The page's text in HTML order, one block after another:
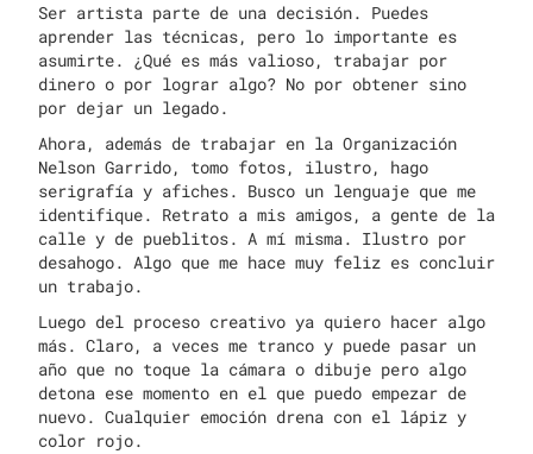
Ser artista parte de una decisión. Puedes
aprender las técnicas, pero lo importante es
asumirte. ¿Qué es más valioso, trabajar por
dinero o por lograr algo? No por obtener sino
por dejar un legado.
Ahora, además de trabajar en la Organización
Nelson Garrido, tomo fotos, ilustro, hago
serigrafía y afiches. Busco un lenguaje que me
identifique. Retrato a mis amigos, a gente de la
calle y de pueblitos. A mí misma. Ilustro por
desahogo. Algo que me hace muy feliz es concluir
un trabajo.
Luego del proceso creativo ya quiero hacer algo
más. Claro, a veces me tranco y puede pasar un
año que no toque la cámara o dibuje pero algo
detona ese momento en el que puedo empezar de
nuevo. Cualquier emoción drena con el lápiz y
color rojo.